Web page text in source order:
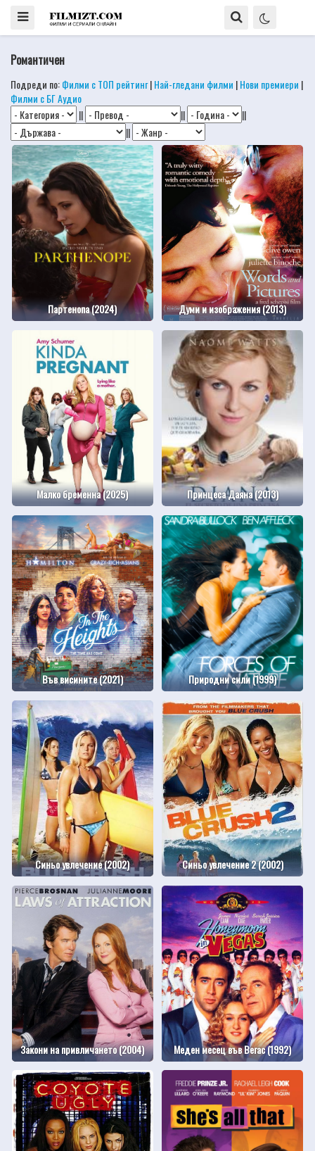
Романтичен
Подреди по:Филми с ТОП рейтинг|Най-гледани филми |Нови премиери |
Филми с БГ Аудио
||
||
||
||
Партенопа (2024) Думи и изображения (2013)
Малко бременна (2025) Принцеса Даяна (2013)
Във висините (2021) Природни сили (1999)
Синьо увлечение (2002) Синьо увлечение 2 (2002)
Закони на привличането (2004) Меден месец във Вегас (1992)